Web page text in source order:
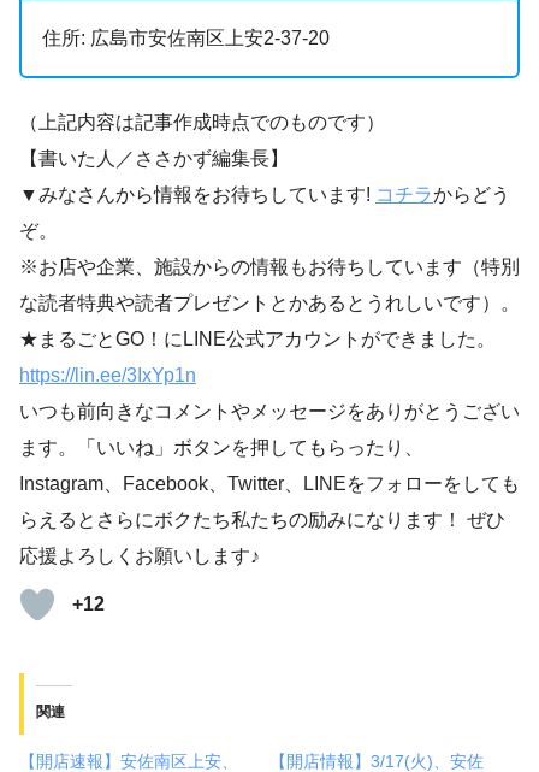
住所: 広島市安佐南区上安2-37-20
（上記内容は記事作成時点でのものです）
【書いた人／ささかず編集長】
▼みなさんから情報をお待ちしています! コチラからどう
ぞ。
※お店や企業、施設からの情報もお待ちしています（特別
な読者特典や読者プレゼントとかあるとうれしいです）。
★まるごとGO！にLINE公式アカウントができました。
https://lin.ee/3IxYp1n
いつも前向きなコメントやメッセージをありがとうござい
ます。「いいね」ボタンを押してもらったり、
Instagram、Facebook、Twitter、LINEをフォローをしても
らえるとさらにボクたち私たちの励みになります！ ぜひ
応援よろしくお願いします♪
+12
関連
【開店速報】安佐南区上安、
【開店情報】3/17(火)、安佐